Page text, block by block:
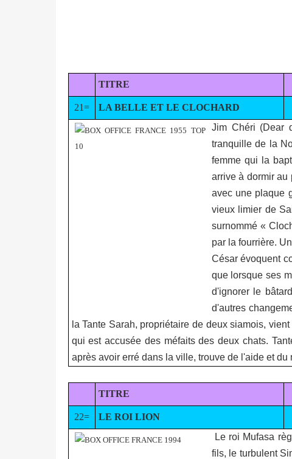
TITRE
21= LA BELLE ET LE CLOCHARD
Jim Chéri (Dear
tranquille de la
femme qui la
arrive à dormir au
avec une plaque
vieux limier de
surnommé «
par la fourrière.
César évoquent
que lorsque ses
d'ignorer le
d'autres
la Tante Sarah, propriétaire de deux siamois,
qui est accusée des méfaits des deux chats.
après avoir erré dans la ville, trouve de l'aide et du
TITRE
22= LE ROI LION
Le roi Mufasa
fils, le turbulent